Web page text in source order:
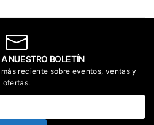
NUESTRO BOLETÍN
reciente sobre eventos, ventas y
ofertas.